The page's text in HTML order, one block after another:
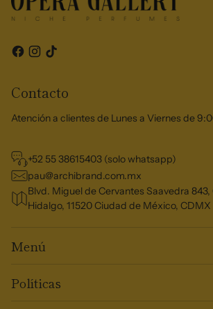
Contacto
Atención a clientes de Lunes a Viernes de
+52 55 38615403 (solo whatsapp)
pau@archibrand.com.mx
Blvd. Miguel de Cervantes Saavedra
Hidalgo, 11520 Ciudad de México, CDMX
Menú
Políticas